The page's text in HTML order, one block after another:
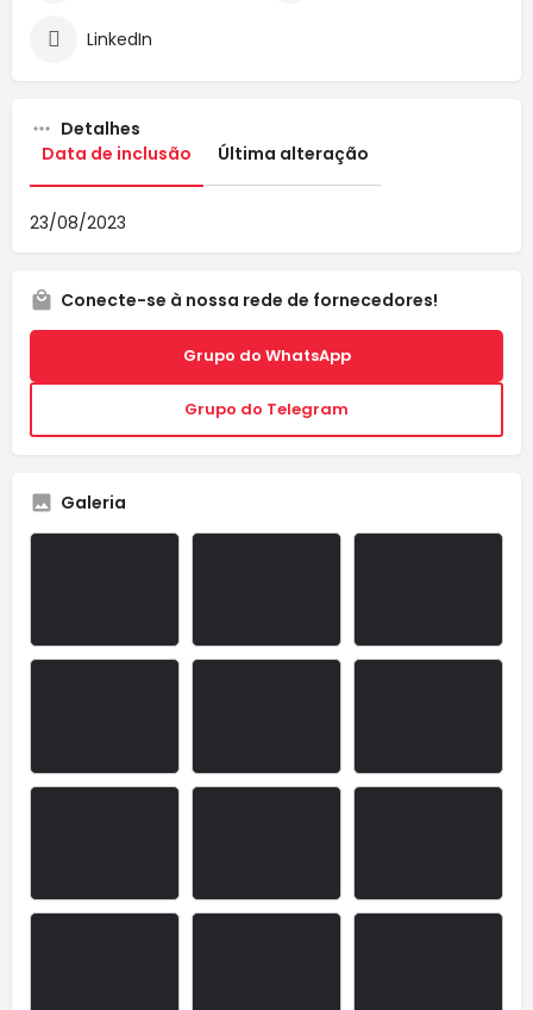
LinkedIn
Detalhes
Data de inclusão
Última alteração
23/08/2023
Conecte-se à nossa rede de fornecedores!
Grupo do WhatsApp
Grupo do Telegram
Galeria